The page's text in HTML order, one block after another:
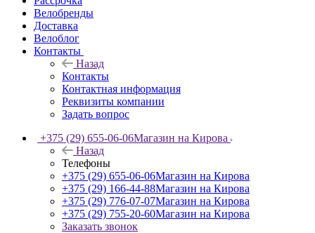
Велобренды
Доставка
Велоблог
Контакты
Назад
Контакты
Контактная информация
Реквизиты компании
Задать вопрос
+375 (29) 655-06-06Магазин на Кирова
Назад
Телефоны
+375 (29) 655-06-06Магазин на Кирова
+375 (29) 166-44-88Магазин на Кирова
+375 (29) 776-07-07Магазин на Кирова
+375 (29) 755-20-60Магазин на Кирова
Заказать звонок